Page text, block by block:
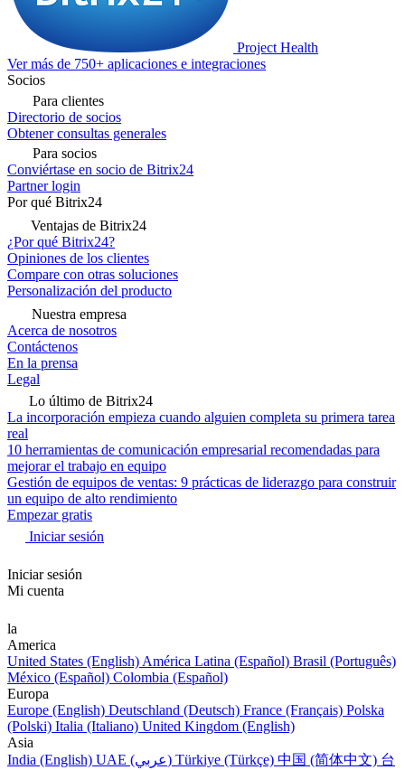
Project Health
Ver más de 750+ aplicaciones e integraciones
Socios
Para clientes
Directorio de socios
Obtener consultas generales
Para socios
Conviértase en socio de Bitrix24
Partner login
Por qué Bitrix24
Ventajas de Bitrix24
¿Por qué Bitrix24?
Opiniones de los clientes
Compare con otras soluciones
Personalización del producto
Nuestra empresa
Acerca de nosotros
Contáctenos
En la prensa
Legal
Lo último de Bitrix24
La incorporación empieza cuando alguien completa su primera tarea
real
10 herramientas de comunicación empresarial recomendadas para
mejorar el trabajo en equipo
Gestión de equipos de ventas: 9 prácticas de liderazgo para construir
un equipo de alto rendimiento
Empezar gratis
Iniciar sesión
Iniciar sesión
Mi cuenta
la
America
United States (English) América Latina (Español) Brasil (Português)
México (Español) Colombia (Español)
Europa
Europe (English) Deutschland (Deutsch) France (Français) Polska
(Polski) Italia (Italiano) United Kingdom (English)
Asia
India (English)
UAE (عربي) Türkiye (Türkçe) 中国 (简体中文) 台